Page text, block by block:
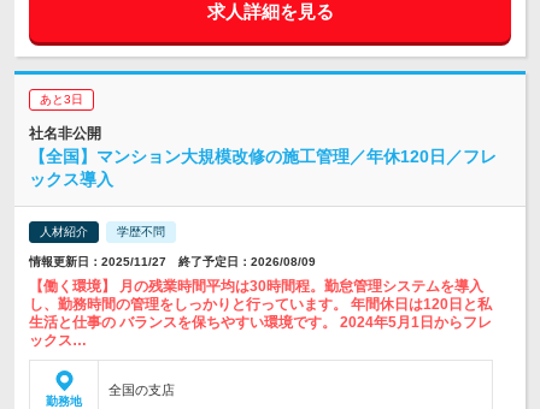
求人詳細を見る
あと3日
社名非公開
【全国】マンション大規模改修の施工管理／年休120日／フレ
ックス導入
人材紹介 学歴不問
情報更新日：2025/11/27 終了予定日：2026/08/09
【働く環境】 月の残業時間平均は30時間程。勤怠管理システムを導入
し、勤務時間の管理をしっかりと行っています。 年間休日は120日と私
生活と仕事の バランスを保ちやすい環境です。 2024年5月1日からフレ
ックス…
勤務地
全国の支店